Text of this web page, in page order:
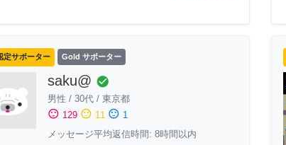
定サポーター Gold サポーター
saku@ check_circle
男性 / 30代 / 東京都
sentiment_satisfied 129 sentiment_neutral 11 sentiment_dissatisfied 1
メッセージ平均返信時間: 8時間以内